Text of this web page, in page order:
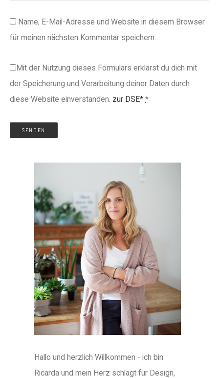
Name, E-Mail-Adresse und Website in diesem Browser
für meinen nächsten Kommentar speichern.
Mit der Nutzung dieses Formulars erklärst du dich mit
der Speicherung und Verarbeitung deiner Daten durch
diese Website einverstanden. zur DSE* *
Hallo und herzlich Willkommen - ich bin
Ricarda und mein Herz schlägt für Design,